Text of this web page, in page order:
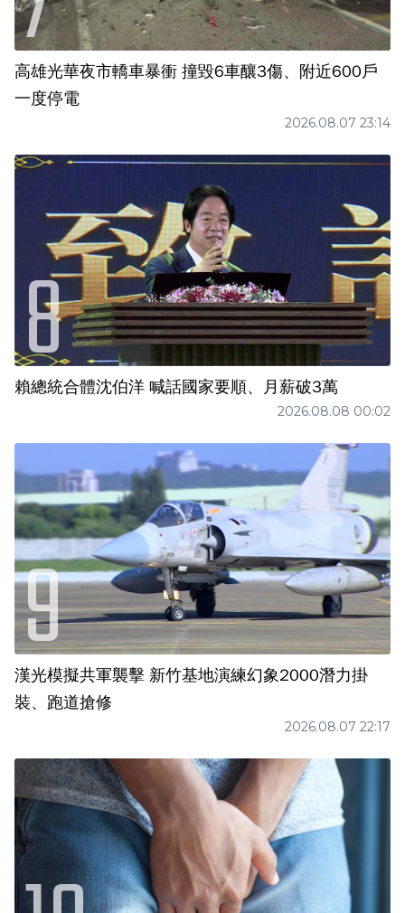
高雄光華夜市轎車暴衝 撞毀6車釀3傷、附近600戶
一度停電
2026.08.07 23:14
賴總統合體沈伯洋 喊話國家要順、月薪破3萬
2026.08.08 00:02
漢光模擬共軍襲擊 新竹基地演練幻象2000潛力掛
裝、跑道搶修
2026.08.07 22:17